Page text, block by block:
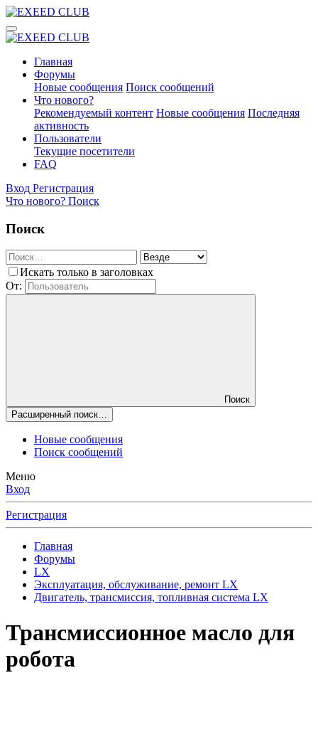
Главная
Форумы
Новые сообщения Поиск сообщений
Что нового?
Рекомендуемый контент Новые сообщения Последняя
активность
Пользователи
Текущие посетители
FAQ
Вход Регистрация
Что нового? Поиск
Поиск
Искать только в заголовках
От:
Поиск
Расширенный поиск…
Новые сообщения
Поиск сообщений
Меню
Вход
Регистрация
Главная
Форумы
LX
Эксплуатация, обслуживание, ремонт LX
Двигатель, трансмиссия, топливная система LX
Трансмиссионное масло для
робота